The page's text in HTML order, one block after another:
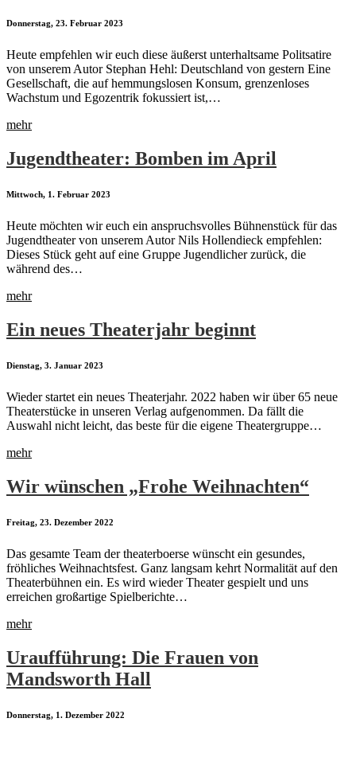
Donnerstag, 23. Februar 2023
Heute empfehlen wir euch diese äußerst unterhaltsame Politsatire
von unserem Autor Stephan Hehl: Deutschland von gestern Eine
Gesellschaft, die auf hemmungslosen Konsum, grenzenloses
Wachstum und Egozentrik fokussiert ist,…
mehr
Jugendtheater: Bomben im April
Mittwoch, 1. Februar 2023
Heute möchten wir euch ein anspruchsvolles Bühnenstück für das
Jugendtheater von unserem Autor Nils Hollendieck empfehlen:
Dieses Stück geht auf eine Gruppe Jugendlicher zurück, die
während des…
mehr
Ein neues Theaterjahr beginnt
Dienstag, 3. Januar 2023
Wieder startet ein neues Theaterjahr. 2022 haben wir über 65 neue
Theaterstücke in unseren Verlag aufgenommen. Da fällt die
Auswahl nicht leicht, das beste für die eigene Theatergruppe…
mehr
Wir wünschen „Frohe Weihnachten“
Freitag, 23. Dezember 2022
Das gesamte Team der theaterboerse wünscht ein gesundes,
fröhliches Weihnachtsfest. Ganz langsam kehrt Normalität auf den
Theaterbühnen ein. Es wird wieder Theater gespielt und uns
erreichen großartige Spielberichte…
mehr
Uraufführung: Die Frauen von
Mandsworth Hall
Donnerstag, 1. Dezember 2022